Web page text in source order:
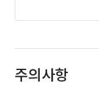
주의사항